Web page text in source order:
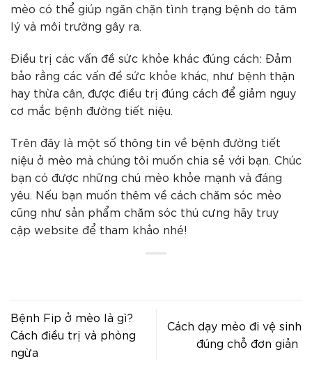
mèo có thể giúp ngăn chặn tình trạng bệnh do tâm
lý và môi trường gây ra.
Điều trị các vấn đề sức khỏe khác đúng cách: Đảm
bảo rằng các vấn đề sức khỏe khác, như bệnh thận
hay thừa cân, được điều trị đúng cách để giảm nguy
cơ mắc bệnh đường tiết niệu.
Trên đây là một số thông tin về bệnh đường tiết
niệu ở mèo mà chúng tôi muốn chia sẻ với bạn. Chúc
bạn có được những chú mèo khỏe mạnh và đáng
yêu. Nếu bạn muốn thêm về cách chăm sóc mèo
cũng như sản phẩm chăm sóc thú cưng hãy truy
cập website để tham khảo nhé!
Bệnh Fip ở mèo là gì?
Cách điều trị và phòng
ngừa
Cách dạy mèo đi vệ sinh
đúng chỗ đơn giản